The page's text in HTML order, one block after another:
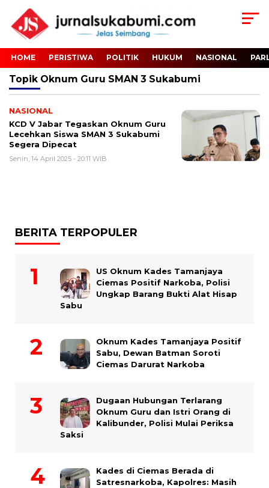
HOME PERISTIWA POLITIK HUKUM NASIONAL
Topik Oknum Guru SMAN 3 Sukabumi
NASIONAL
KCD V Jabar Tegaskan Oknum Guru
Lecehkan Siswa SMAN 3 Sukabumi
Segera Dipecat
Senin, 14 April 2025 - 20:11 WIB
BERITA TERPOPULER
US Oknum Kades Tamanjaya
Ciemas Positif Narkoba, Polisi
Ungkap Barang Bukti Alat Hisap
Sabu
Oknum Kades Tamanjaya Positif
Sabu, Dewan Batman Soroti
Ciemas Darurat Narkoba
Dugaan Hubungan Terlarang
Oknum Guru dan Istri Orang di
Kalibunder, Polisi Mulai Periksa
Saksi
Kades di Ciemas Berada di
Satresnarkoba, Kapolres: Masih